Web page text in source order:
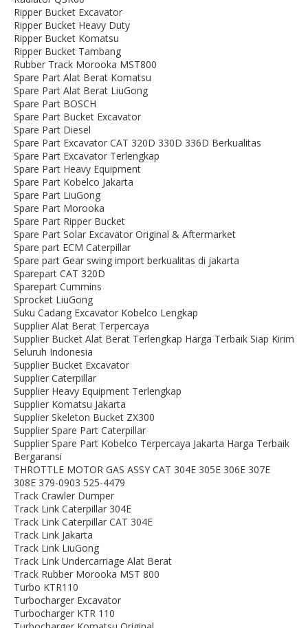
Ripper Bucket Excavator
Ripper Bucket Heavy Duty
Ripper Bucket Komatsu
Ripper Bucket Tambang
Rubber Track Morooka MST800
Spare Part Alat Berat Komatsu
Spare Part Alat Berat LiuGong
Spare Part BOSCH
Spare Part Bucket Excavator
Spare Part Diesel
Spare Part Excavator CAT 320D 330D 336D Berkualitas
Spare Part Excavator Terlengkap
Spare Part Heavy Equipment
Spare Part Kobelco Jakarta
Spare Part LiuGong
Spare Part Morooka
Spare Part Ripper Bucket
Spare Part Solar Excavator Original & Aftermarket
Spare part ECM Caterpillar
Spare part Gear swing import berkualitas di jakarta
Sparepart CAT 320D
Sparepart Cummins
Sprocket LiuGong
Suku Cadang Excavator Kobelco Lengkap
Supplier Alat Berat Terpercaya
Supplier Bucket Alat Berat Terlengkap Harga Terbaik Siap Kirim
Seluruh Indonesia
Supplier Bucket Excavator
Supplier Caterpillar
Supplier Heavy Equipment Terlengkap
Supplier Komatsu Jakarta
Supplier Skeleton Bucket ZX300
Supplier Spare Part Caterpillar
Supplier Spare Part Kobelco Terpercaya Jakarta Harga Terbaik
Bergaransi
THROTTLE MOTOR GAS ASSY CAT 304E 305E 306E 307E
308E 379-0903 525-4479
Track Crawler Dumper
Track Link Caterpillar 304E
Track Link Caterpillar CAT 304E
Track Link Jakarta
Track Link LiuGong
Track Link Undercarriage Alat Berat
Track Rubber Morooka MST 800
Turbo KTR110
Turbocharger Excavator
Turbocharger KTR 110